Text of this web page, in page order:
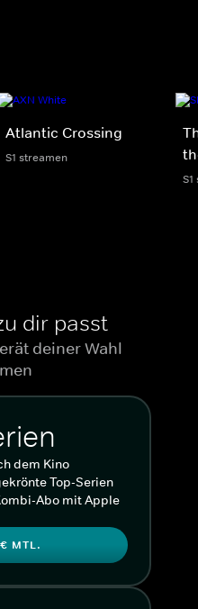
Atlantic Crossing
S1 streamen
dir passt
deiner Wahl
dem Kino
Top-Serien
Abo mit Apple
MTL.